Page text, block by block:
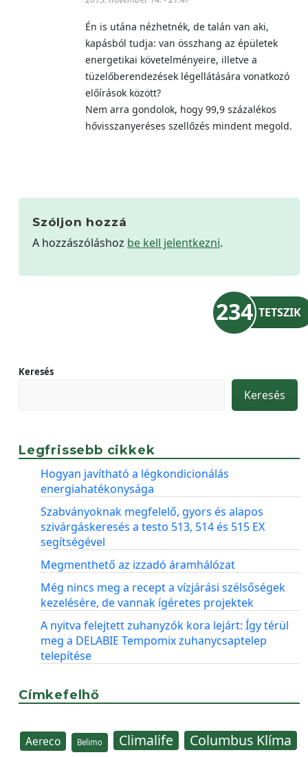
Én is utána nézhetnék, de talán van aki,
kapásból tudja: van összhang az épületek
energetikai követelményeire, illetve a
tüzelőberendezések légellátására vonatkozó
előírások között?
Nem arra gondolok, hogy 99,9 százalékos
hővisszanyeréses szellőzés mindent megold.
Szóljon hozzá
A hozzászóláshoz be kell jelentkezni.
234 TETSZIK
Keresés
Keresés
Legfrissebb cikkek
Hogyan javítható a légkondicionálás
energiahatékonysága
Szabványoknak megfelelő, gyors és alapos
szivárgáskeresés a testo 513, 514 és 515 EX
segítségével
Megmenthető az izzadó áramhálózat
Még nincs meg a recept a vízjárási szélsőségek
kezelésére, de vannak ígéretes projektek
A nyitva felejtett zuhanyzók kora lejárt: Így térül
meg a DELABIE Tempomix zuhanycsaptelep
telepítése
Címkefelhő
Aereco Belimo Climalife Columbus Klíma